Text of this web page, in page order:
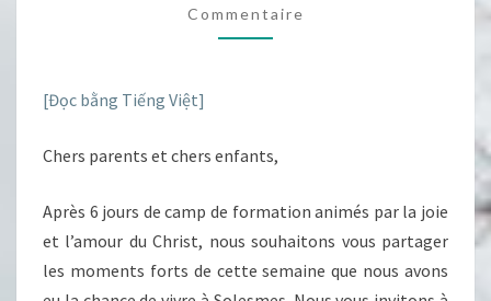
Commentaire
[Đọc bằng Tiếng Việt]
Chers parents et chers enfants,
Après 6 jours de camp de formation animés par la joie
et l’amour du Christ, nous souhaitons vous partager
les moments forts de cette semaine que nous avons